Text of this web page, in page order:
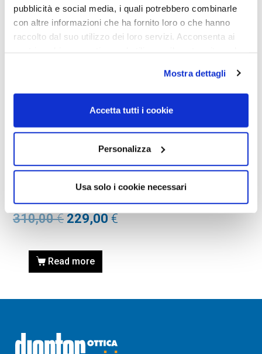
pubblicità e social media, i quali potrebbero combinarle
con altre informazioni che ha fornito loro o che hanno
raccolto dal suo utilizzo dei loro servizi. Acconsenta ai
Mostra dettagli
Accetta tutti i cookie
Personalizza
Usa solo i cookie necessari
Sold out
OCCHIALI DA SOLE
OCCHIALE DA SOLE
300387 LIGHT GOLD calibro
310,00€ 229,00 €
Read more